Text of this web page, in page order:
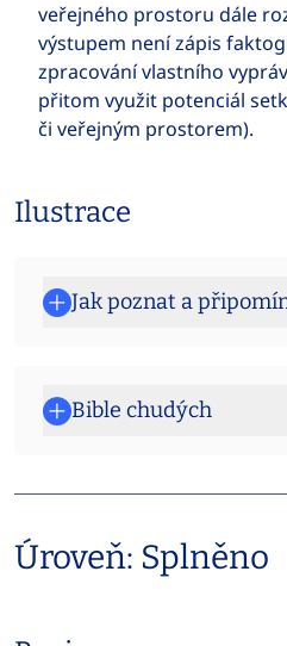
veřejného prostoru dále
výstupem není zápis
zpracování vlastního
přitom využit potenciál
či veřejným prostorem).
Ilustrace
Jak poznat a
Bible chudých
Úroveň: Splněno